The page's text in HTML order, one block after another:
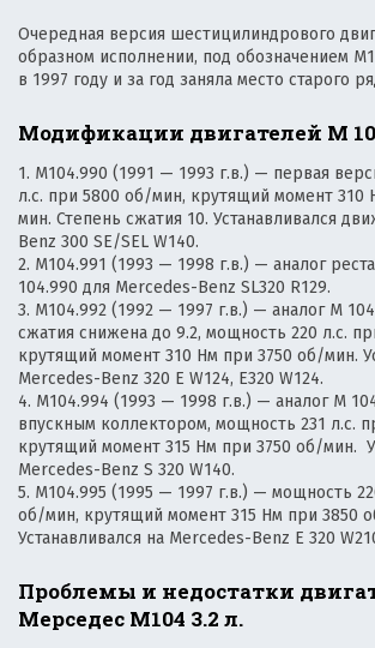
Очередная версия шестицилиндрового
образном исполнении, под обозначением
в 1997 году и за год заняла место старого
Модификации двигателей М
1. M104.990 (1991 — 1993 г.в.) — первая
л.с. при 5800 об/мин, крутящий момент 310
мин. Степень сжатия 10. Устанавливался
Benz 300 SE/SEL W140.
2. M104.991 (1993 — 1998 г.в.) — аналог
104.990 для Mercedes-Benz SL320 R129.
3. M104.992 (1992 — 1997 г.в.) — аналог М
сжатия снижена до 9.2, мощность 220 л.с.
крутящий момент 310 Нм при 3750 об/мин.
Mercedes-Benz 320 E W124, E320 W124.
4. M104.994 (1993 — 1998 г.в.) — аналог М
впускным коллектором, мощность 231 л.с.
крутящий момент 315 Нм при 3750 об/мин.
Mercedes-Benz S 320 W140.
5. M104.995 (1995 — 1997 г.в.) — мощность
об/мин, крутящий момент 315 Нм при 3850
Устанавливался на Mercedes-Benz E 320
Проблемы и недостатки
Мерседес М104 3.2 л.